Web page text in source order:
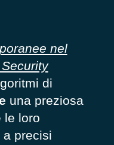
nel
di
una preziosa
le loro
a precisi